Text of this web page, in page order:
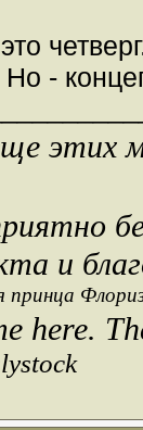
Но -
этих
и
принца
here.